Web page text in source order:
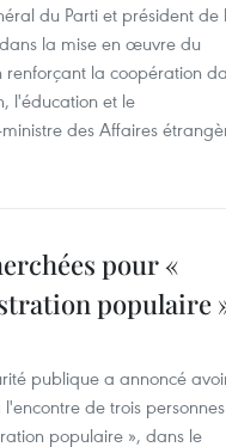
du Parti et président de
la mise en œuvre du
la coopération
l'éducation et le
des Affaires
pour «
populaire
publique a annoncé
de trois personnes
populaire », dans le